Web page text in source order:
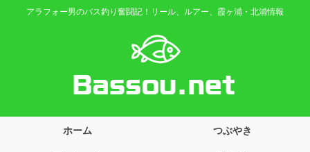
アラフォー男のバス釣り奮闘記！リール、ルアー、霞ヶ浦・北浦情報
ホーム つぶやき